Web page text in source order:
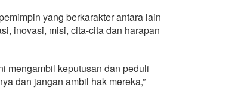
yang berkarakter antara lain
inovasi, misi, cita-cita dan harapan
mengambil keputusan dan peduli
dan jangan ambil hak mereka,”